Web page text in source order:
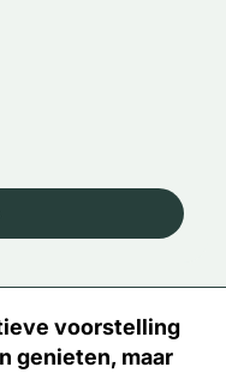
voorstelling
genieten, maar